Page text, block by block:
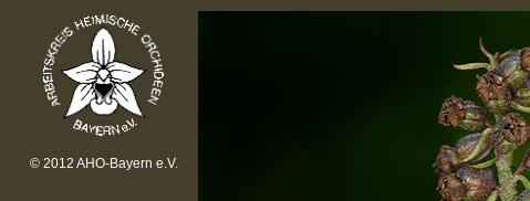
© 2012 AHO-Bayern e.V.